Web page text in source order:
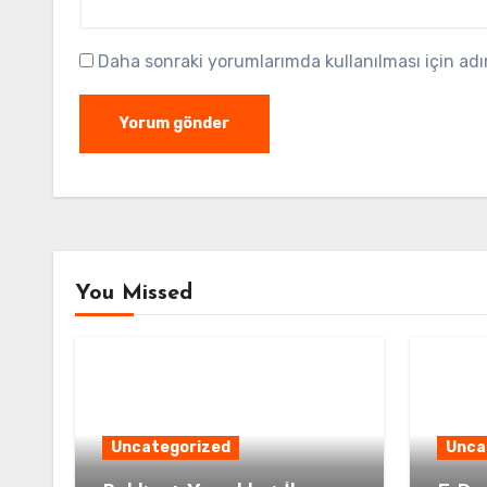
Daha sonraki yorumlarımda kullanılması için
You Missed
Uncategorized